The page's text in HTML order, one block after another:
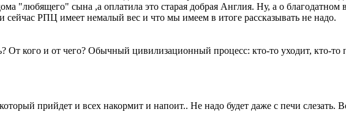
"любящего" сына ,а оплатила это старая добрая Англия. Ну, а о
сейчас РПЦ имеет немалый вес и что мы имеем в итоге рассказывать не надо.
От кого и от чего? Обычный цивилизационный процесс: кто-то уходит, кто-
прийдет и всех накормит и напоит.. Не надо будет даже с печи слезать.